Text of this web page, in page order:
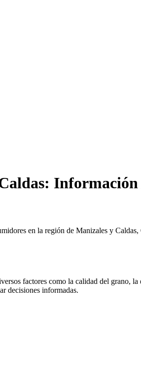
en la región de Manizales y
factores como la calidad del grano,
decisiones informadas.